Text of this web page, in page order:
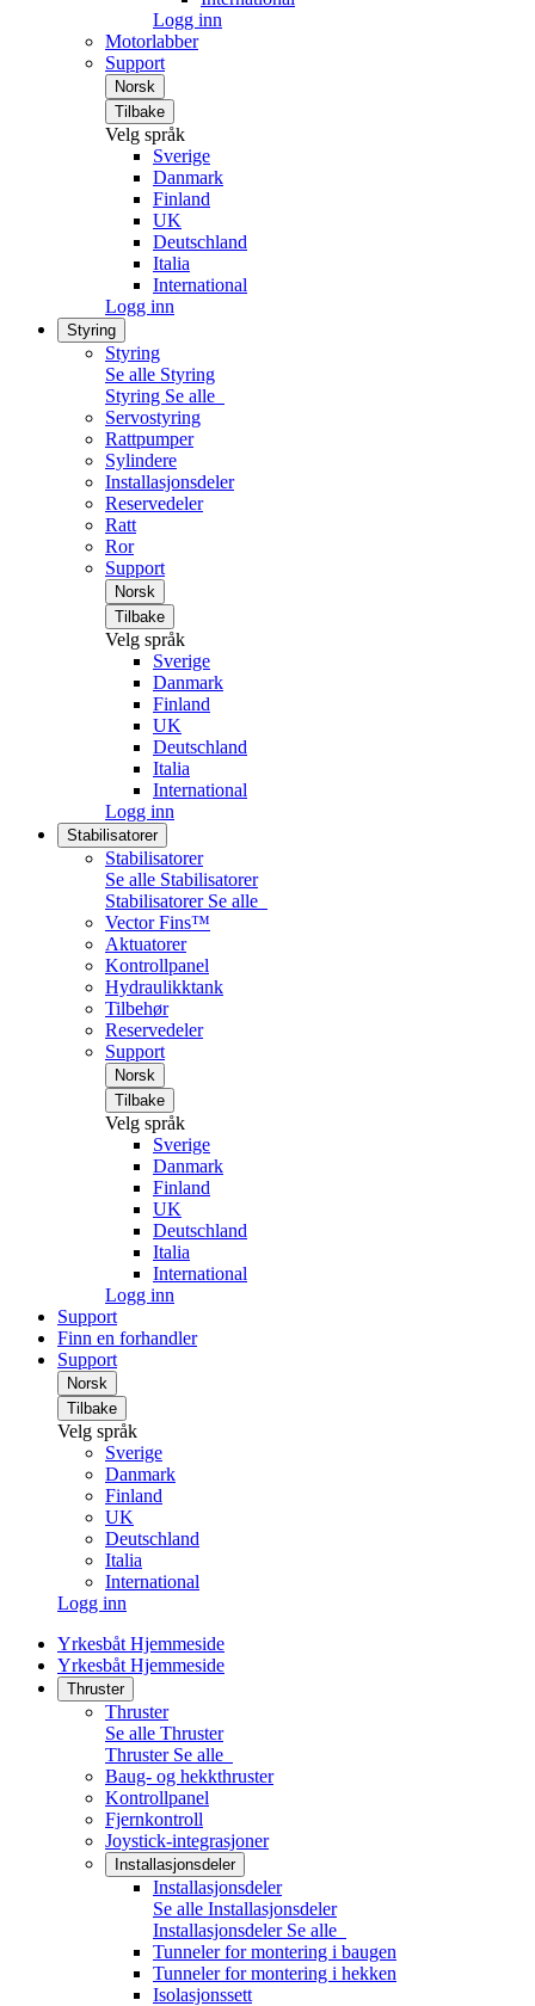
Logg inn
Motorlabber
Support
Norsk
Tilbake
Velg språk
Sverige
Danmark
Finland
UK
Deutschland
Italia
International
Logg inn
Styring
Styring
Se alle Styring
Styring Se alle
Servostyring
Rattpumper
Sylindere
Installasjonsdeler
Reservedeler
Ratt
Ror
Support
Norsk
Tilbake
Velg språk
Sverige
Danmark
Finland
UK
Deutschland
Italia
International
Logg inn
Stabilisatorer
Stabilisatorer
Se alle Stabilisatorer
Stabilisatorer Se alle
Vector Fins™
Aktuatorer
Kontrollpanel
Hydraulikktank
Tilbehør
Reservedeler
Support
Norsk
Tilbake
Velg språk
Sverige
Danmark
Finland
UK
Deutschland
Italia
International
Logg inn
Support
Finn en forhandler
Support
Norsk
Tilbake
Velg språk
Sverige
Danmark
Finland
UK
Deutschland
Italia
International
Logg inn
Yrkesbåt Hjemmeside
Yrkesbåt Hjemmeside
Thruster
Thruster
Se alle Thruster
Thruster Se alle
Baug- og hekkthruster
Kontrollpanel
Fjernkontroll
Joystick-integrasjoner
Installasjonsdeler
Installasjonsdeler
Se alle Installasjonsdeler
Installasjonsdeler Se alle
Tunneler for montering i baugen
Tunneler for montering i hekken
Isolasjonssett